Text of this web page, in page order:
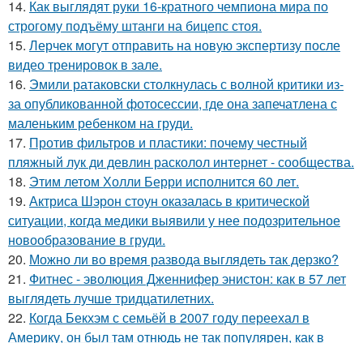
14. Как выглядят руки 16-кратного чемпиона мира по
строгому подъёму штанги на бицепс стоя.
15. Лерчек могут отправить на новую экспертизу после
видео тренировок в зале.
16. Эмили ратаковски столкнулась с волной критики из-
за опубликованной фотосессии, где она запечатлена с
маленьким ребенком на груди.
17. Против фильтров и пластики: почему честный
пляжный лук ди девлин расколол интернет - сообщества.
18. Этим летом Холли Берри исполнится 60 лет.
19. Актриса Шэрон стоун оказалась в критической
ситуации, когда медики выявили у нее подозрительное
новообразование в груди.
20. Можно ли во время развода выглядеть так дерзко?
21. Фитнес - эволюция Дженнифер энистон: как в 57 лет
выглядеть лучше тридцатилетних.
22. Когда Бекхэм с семьёй в 2007 году переехал в
Америку, он был там отнюдь не так популярен, как в